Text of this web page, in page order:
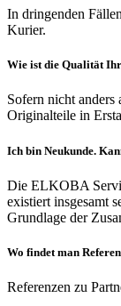
In dringenden
Kurier.
Wie ist die Qualität
Sofern nicht anders
Originalteile in
Ich bin Neukunde.
Die ELKOBA
existiert insgesamt
Grundlage der
Wo findet man
Referenzen zu